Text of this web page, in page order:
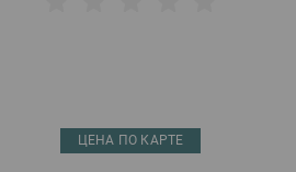
ЦЕНА ПО КАРТЕ